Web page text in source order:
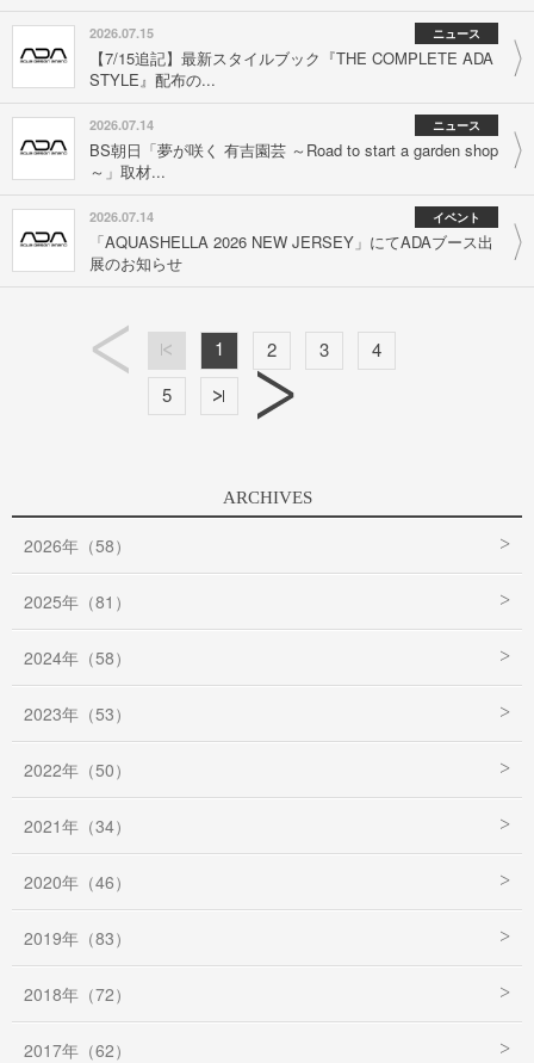
2026.07.15 ニュース
【7/15追記】最新スタイルブック『THE COMPLETE ADA
STYLE』配布の...
2026.07.14 ニュース
BS朝日「夢が咲く 有吉園芸 ～Road to start a garden shop
～」取材...
2026.07.14 イベント
「AQUASHELLA 2026 NEW JERSEY」にてADAブース出
展のお知らせ
1 2 3
4
5
ARCHIVES
2026年（58）
2025年（81）
2024年（58）
2023年（53）
2022年（50）
2021年（34）
2020年（46）
2019年（83）
2018年（72）
2017年（62）